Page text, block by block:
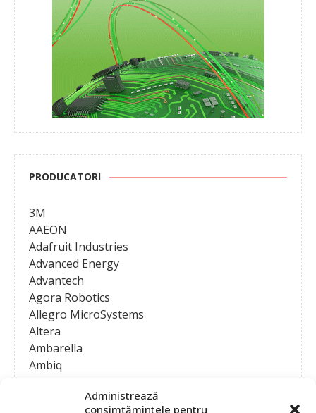
Administrează
consimțămintele pentru
PRODUCATORI
3M
AAEON
Adafruit Industries
Advanced Energy
Advantech
Agora Robotics
Allegro MicroSystems
Altera
Ambarella
Ambiq